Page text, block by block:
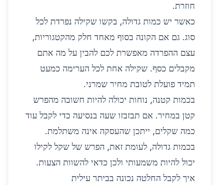
חוזרת.
כאשר יש כמות גדולה, בקשו שקילה נפרדת לכל
סוג. גם אם הקונה בסוף מאחד חלק מהקטגוריות,
עצם ההפרדה מאפשרת לכם להבין על מה אתם
מקבלים כסף. שקילה אחת לכל הערימה כמעט
תמיד פועלת לטובת מחיר שמרני.
בכמות קטנה, נוחות יכולה להיות חשובה מהפרש
קטן במחיר. אם תבזבזו שעה בנסיעה כדי לקבל עוד
כמה שקלים, ייתכן שהעסקה אינה משתלמת.
בכמות גדולה, לעומת זאת, הפרש של שקל לקילו
יכול להיות משמעותי ולכן כדאי להשוות הצעות.
איך לקבל החלטה נכונה בביתר עילית